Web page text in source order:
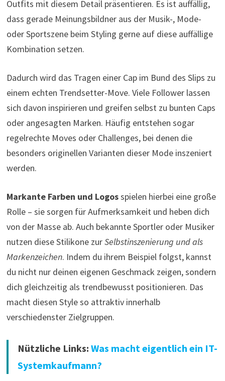
Outfits mit diesem Detail präsentieren. Es ist auffällig,
dass gerade Meinungsbildner aus der Musik-, Mode-
oder Sportszene beim Styling gerne auf diese auffällige
Kombination setzen.
Dadurch wird das Tragen einer Cap im Bund des Slips zu
einem echten Trendsetter-Move. Viele Follower lassen
sich davon inspirieren und greifen selbst zu bunten Caps
oder angesagten Marken. Häufig entstehen sogar
regelrechte Moves oder Challenges, bei denen die
besonders originellen Varianten dieser Mode inszeniert
werden.
Markante Farben und Logosspielen hierbei eine große
Rolle – sie sorgen für Aufmerksamkeit und heben dich
von der Masse ab. Auch bekannte Sportler oder Musiker
nutzen diese Stilikone zurSelbstinszenierung und als
Markenzeichen. Indem du ihrem Beispiel folgst, kannst
du nicht nur deinen eigenen Geschmack zeigen, sondern
dich gleichzeitig als trendbewusst positionieren. Das
macht diesen Style so attraktiv innerhalb
verschiedenster Zielgruppen.
Nützliche Links: Was macht eigentlich ein IT-
Systemkaufmann?